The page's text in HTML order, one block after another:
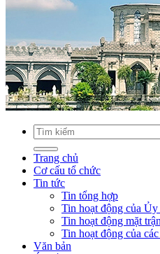
Trang chủ
Cơ cấu tổ chức
Tin tức
Tin tổng hợp
Tin hoạt động của
Tin hoạt động mặt
Tin hoạt động của
Văn bản